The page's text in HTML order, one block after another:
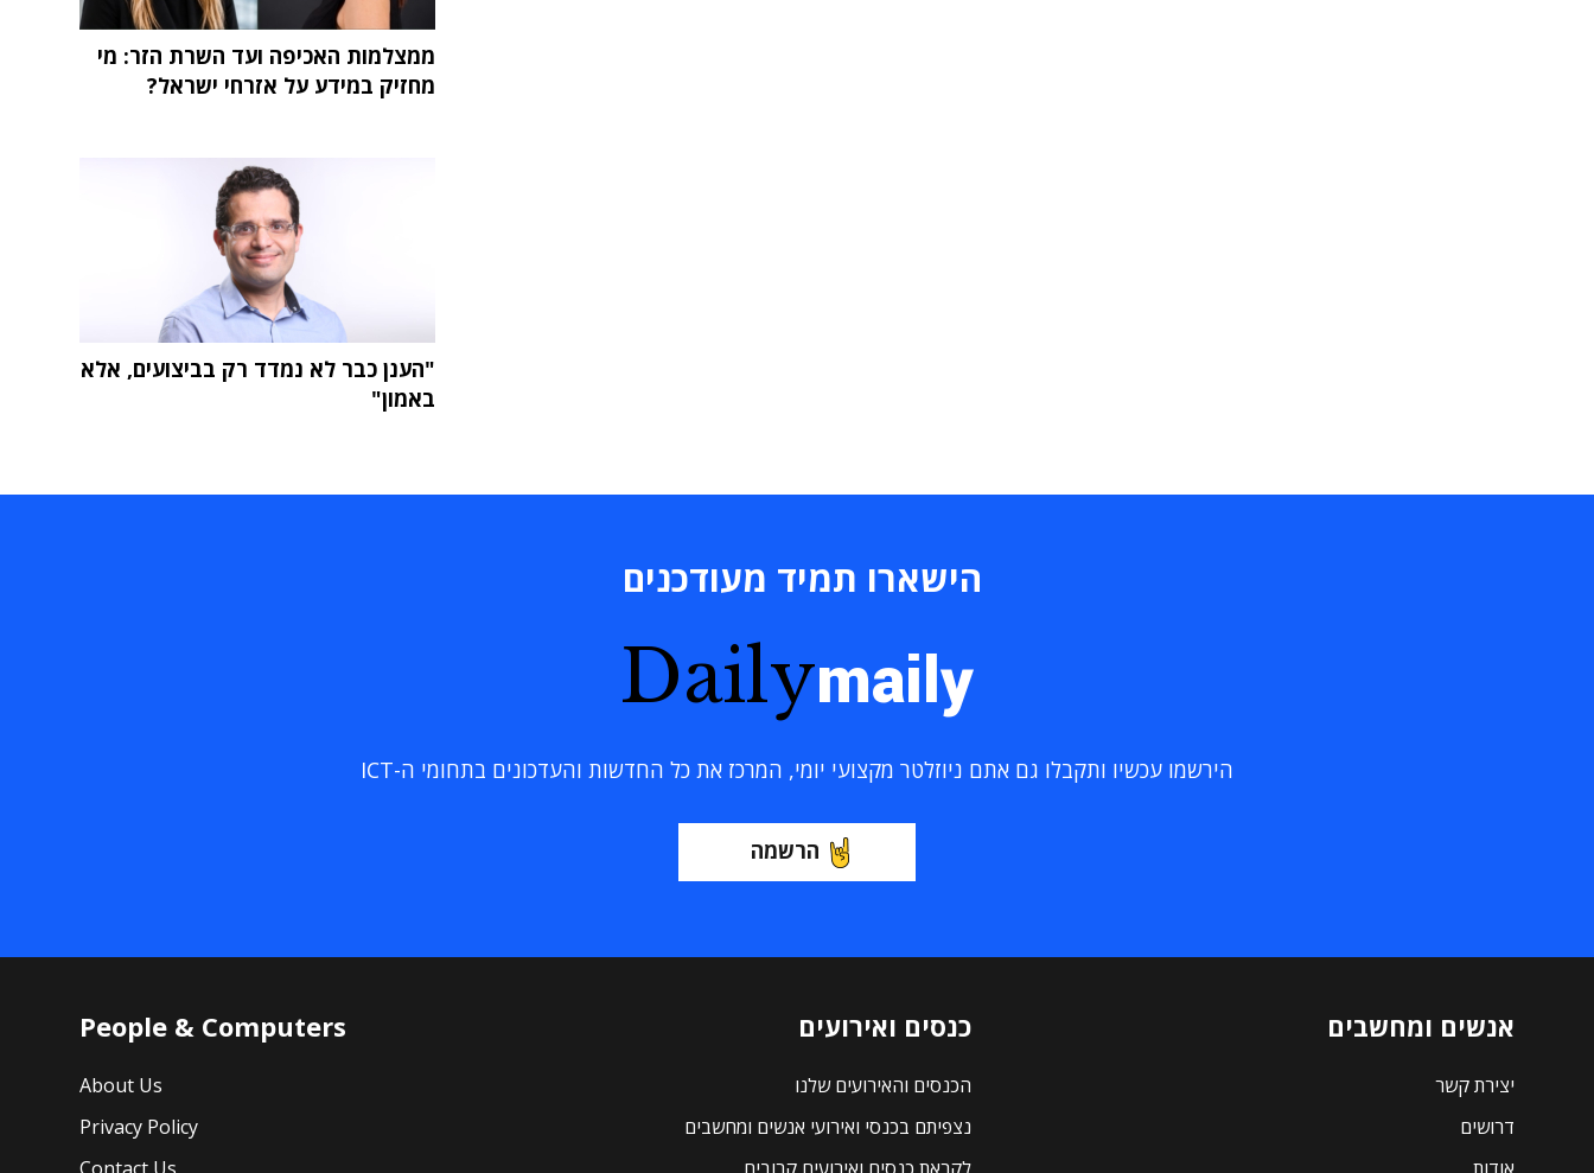
ממצלמות האכיפה ועד השרת הזר: מי
מחזיק במידע על אזרחי ישראל?
"הענן כבר לא נמדד רק בביצועים, אלא
באמון"
הישארו תמיד מעודכנים
Dailymaily
הירשמו עכשיו ותקבלו גם אתם ניוזלטר מקצועי יומי, המרכז את כל החדשות והעדכונים בתחומי ה-ICT
הרשמה
אנשים ומחשבים
יצירת קשר
דרושים
כנסים ואירועים
הכנסים והאירועים שלנו
נצפיתם בכנסי ואירועי אנשים ומחשבים
People & Computers
About Us
Privacy Policy